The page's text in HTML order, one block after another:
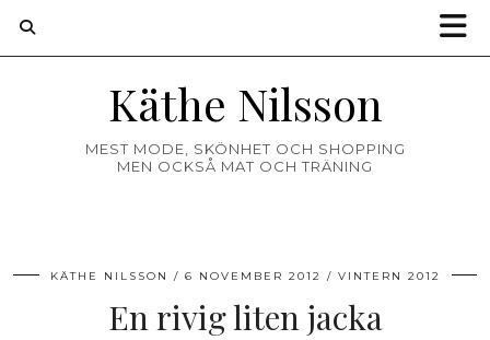
Käthe Nilsson
MEST MODE, SKÖNHET OCH SHOPPING
MEN OCKSÅ MAT OCH TRÄNING
KÄTHE NILSSON 6 NOVEMBER 2012 VINTERN 2012
En rivig liten jacka